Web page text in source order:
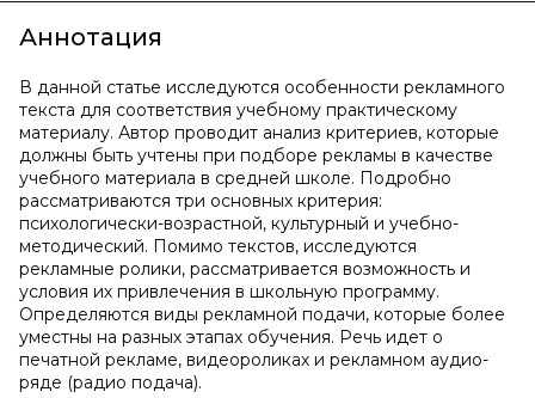
Аннотация
В данной статье исследуются особенности рекламного
текста для соответствия учебному практическому
материалу. Автор проводит анализ критериев, которые
должны быть учтены при подборе рекламы в качестве
учебного материала в средней школе. Подробно
рассматриваются три основных критерия:
психологически-возрастной, культурный и учебно-
методический. Помимо текстов, исследуются
рекламные ролики, рассматривается возможность и
условия их привлечения в школьную программу.
Определяются виды рекламной подачи, которые более
уместны на разных этапах обучения. Речь идет о
печатной рекламе, видеороликах и рекламном аудио-
ряде (радио подача).